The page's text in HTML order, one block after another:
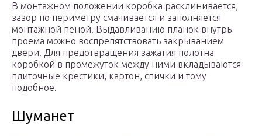
В монтажном положении коробка расклинивается,
зазор по периметру смачивается и заполняется
монтажной пеной. Выдавливанию планок внутрь
проема можно воспрепятствовать закрыванием
двери. Для предотвращения зажатия полотна
коробкой в промежуток между ними вкладываются
плиточные крестики, картон, спички и тому
подобное.
Шуманет